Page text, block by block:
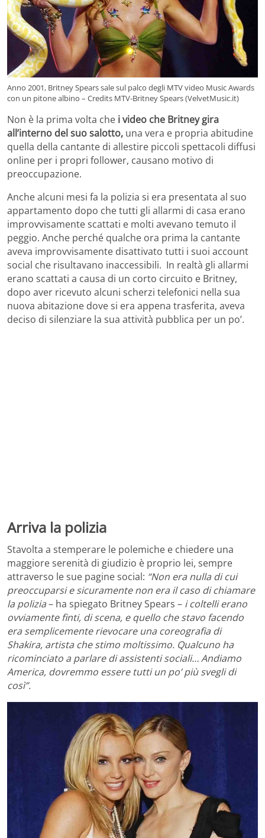
Anno 2001, Britney Spears sale sul palco degli MTV video Music Awards
con un pitone albino – Credits MTV-Britney Spears (VelvetMusic.it)
Non è la prima volta che i video che Britney gira
all’interno del suo salotto, una vera e propria abitudine
quella della cantante di allestire piccoli spettacoli diffusi
online per i propri follower, causano motivo di
preoccupazione.
Anche alcuni mesi fa la polizia si era presentata al suo
appartamento dopo che tutti gli allarmi di casa erano
improvvisamente scattati e molti avevano temuto il
peggio. Anche perché qualche ora prima la cantante
aveva improvvisamente disattivato tutti i suoi account
social che risultavano inaccessibili. In realtà gli allarmi
erano scattati a causa di un corto circuito e Britney,
dopo aver ricevuto alcuni scherzi telefonici nella sua
nuova abitazione dove si era appena trasferita, aveva
deciso di silenziare la sua attività pubblica per un po’.
Arriva la polizia
Stavolta a stemperare le polemiche e chiedere una
maggiore serenità di giudizio è proprio lei, sempre
attraverso le sue pagine social: “Non era nulla di cui
preoccuparsi e sicuramente non era il caso di chiamare
la polizia– ha spiegato Britney Spears – i coltelli erano
ovviamente finti, di scena, e quello che stavo facendo
era semplicemente rievocare una coreografia di
Shakira, artista che stimo moltissimo. Qualcuno ha
ricominciato a parlare di assistenti sociali… Andiamo
America, dovremmo essere tutti un po’ più svegli di
così”.